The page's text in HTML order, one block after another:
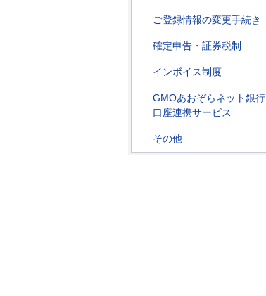
ご登録情報の変更手続き
確定申告・証券税制
インボイス制度
GMOあおぞらネット銀行
口座連携サービス
その他